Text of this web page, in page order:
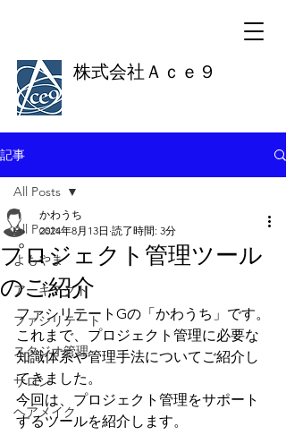
株式会社Ａｃｅ９
記事
All Posts
よもやま
アーキテクト
ファシリテート
スタジオ管理
サロン
ヘアメイク
All Posts
プロジェクト管理ツール
のご紹介
かわうち
2024年8月13日 読了時間: 3分
ファシリテートGの「かわうち」です。
これまで、プロジェクト管理に必要な
知識体系や管理手法についてご紹介し
てきました。
今回は、プロジェクト管理をサポート
するツールを紹介します。